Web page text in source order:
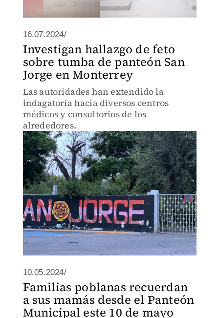
16.07.2024/
Investigan hallazgo de feto
sobre tumba de panteón San
Jorge en Monterrey
Las autoridades han extendido la
indagatoria hacia diversos centros
médicos y consultorios de los
alrededores.
10.05.2024/
Familias poblanas recuerdan
a sus mamás desde el Panteón
Municipal este 10 de mayo